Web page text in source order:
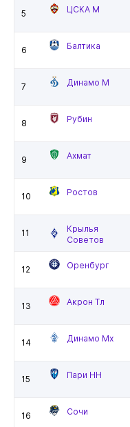
5 ЦСКА М
6 Балтика
7 Динамо М
8 Рубин
9 Ахмат
10 Ростов
11
Крылья
Советов
12 Оренбург
13 Акрон Тл
14 Динамо Мх
15 Пари НН
16 Сочи